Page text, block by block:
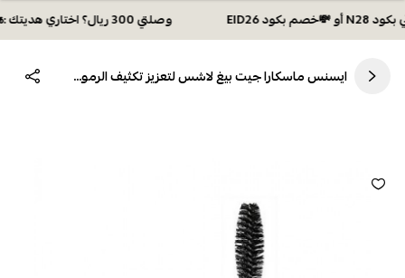
وصلتي 300 ريال؟ اختاري هديتك :🏍 شحن مجاني بكود N28 أو 💸خصم بكود EID26
ايسنس ماسكارا جيت بيغ لاشس لتعزيز تكثيف الرموش اسود